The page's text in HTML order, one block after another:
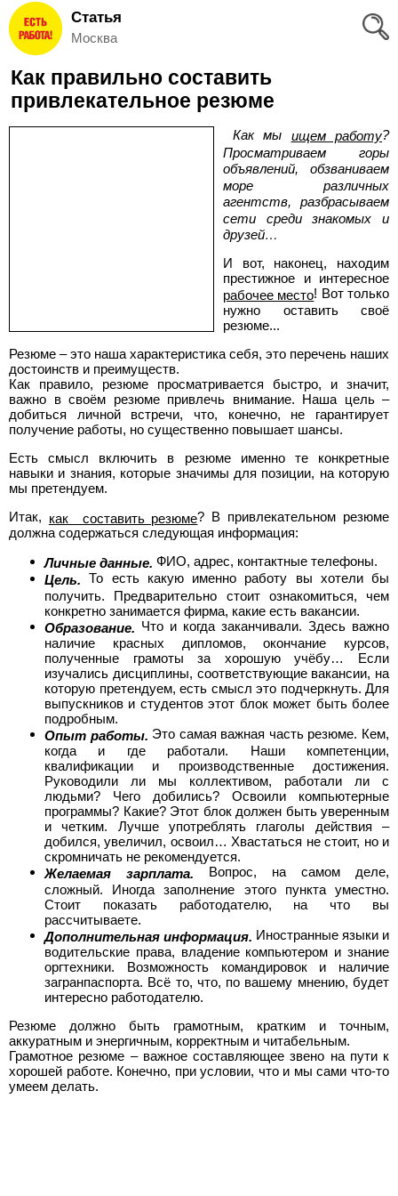
Вход
и
Регистрация
Избранное
Добавить
вакансию
Полная
версия
Статья
Москва
Как правильно составить
привлекательное резюме
Как мы ищем работу?
Просматриваем горы
объявлений, обзваниваем
море различных
агентств, разбрасываем
сети среди знакомых и
друзей…
И вот, наконец, находим
престижное и интересное
рабочее место! Вот только
нужно оставить своё
резюме...
Резюме – это наша характеристика себя, это перечень наших
достоинств и преимуществ.
Как правило, резюме просматривается быстро, и значит,
важно в своём резюме привлечь внимание. Наша цель –
добиться личной встречи, что, конечно, не гарантирует
получение работы, но существенно повышает шансы.
Есть смысл включить в резюме именно те конкретные
навыки и знания, которые значимы для позиции, на которую
мы претендуем.
Итак, как составить резюме? В привлекательном резюме
должна содержаться следующая информация:
Личные данные. ФИО, адрес, контактные телефоны.
Цель. То есть какую именно работу вы хотели бы
получить. Предварительно стоит ознакомиться, чем
конкретно занимается фирма, какие есть вакансии.
Образование. Что и когда заканчивали. Здесь важно
наличие красных дипломов, окончание курсов,
полученные грамоты за хорошую учёбу… Если
изучались дисциплины, соответствующие вакансии, на
которую претендуем, есть смысл это подчеркнуть. Для
выпускников и студентов этот блок может быть более
подробным.
Опыт работы. Это самая важная часть резюме. Кем,
когда и где работали. Наши компетенции,
квалификации и производственные достижения.
Руководили ли мы коллективом, работали ли с
людьми? Чего добились? Освоили компьютерные
программы? Какие? Этот блок должен быть уверенным
и четким. Лучше употреблять глаголы действия –
добился, увеличил, освоил… Хвастаться не стоит, но и
скромничать не рекомендуется.
Желаемая зарплата. Вопрос, на самом деле,
сложный. Иногда заполнение этого пункта уместно.
Стоит показать работодателю, на что вы
рассчитываете.
Дополнительная информация. Иностранные языки и
водительские права, владение компьютером и знание
оргтехники. Возможность командировок и наличие
загранпаспорта. Всё то, что, по вашему мнению, будет
интересно работодателю.
Резюме должно быть грамотным, кратким и точным,
аккуратным и энергичным, корректным и читабельным.
Грамотное резюме – важное составляющее звено на пути к
хорошей работе. Конечно, при условии, что и мы сами что-то
умеем делать.